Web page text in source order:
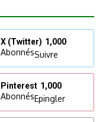
X (Twitter) 1,000
AbonnésSuivre
Pinterest 1,000
AbonnésEpingler